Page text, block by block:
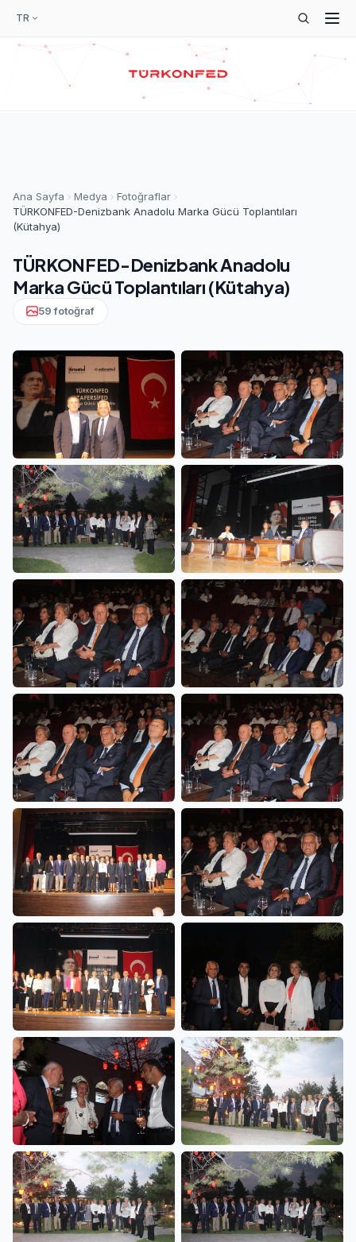
TR
Ana Sayfa Medya
Fotoğraflar
TÜRKONFED-Denizbank Anadolu Marka Gücü Toplantıları
(Kütahya)
TÜRKONFED-Denizbank Anadolu
Marka Gücü Toplantıları (Kütahya)
59 fotoğraf